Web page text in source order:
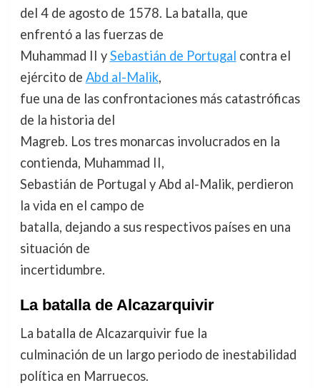
del 4 de agosto de 1578. La batalla, que
enfrentó a las fuerzas de
Muhammad II ySebastián de Portugal contra el
ejército de Abd al-Malik,
fue una de las confrontaciones más catastróficas
de la historia del
Magreb. Los tres monarcas involucrados en la
contienda, Muhammad II,
Sebastián de Portugal y Abd al-Malik, perdieron
la vida en el campo de
batalla, dejando a sus respectivos países en una
situación de
incertidumbre.
La batalla de Alcazarquivir
La batalla de Alcazarquivir fue la
culminación de un largo periodo de inestabilidad
política en Marruecos.